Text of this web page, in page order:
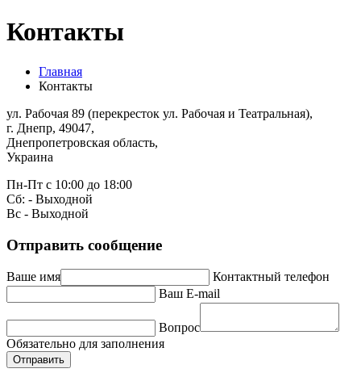
Контакты
Главная
Контакты
ул. Рабочая 89 (перекресток ул. Рабочая и Театральная),
г. Днепр, 49047,
Днепропетровская область,
Украина
Пн-Пт с 10:00 до 18:00
Сб: - Выходной
Вс - Выходной
Отправить сообщение
Ваше имя
Контактный телефон
Ваш E-mail
Вопрос
Обязательно для заполнения
Отправить